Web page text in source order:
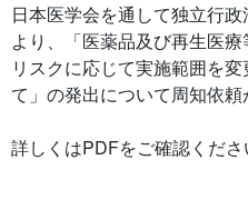
日本医学会を通して独立行
より、「医薬品及び再生医
リスクに応じて実施範囲を
て」の発出について周知依頼
詳しくはPDFをご確認くだ